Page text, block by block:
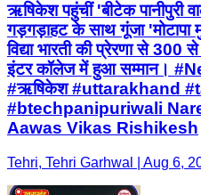
ऋषिकेश पहुंचीं 'बीटेक पानीपुरी
गड़गड़ाहट के साथ गूंजा
विद्या भारती की प्रेरणा से 300
इंटर कॉलेज में हुआ सम्मान।
#ऋषिकेश #uttarakhand
#btechpanipuriwali
Aawas Vikas Rishikesh
Tehri, Tehri Garhwal | Aug 6,